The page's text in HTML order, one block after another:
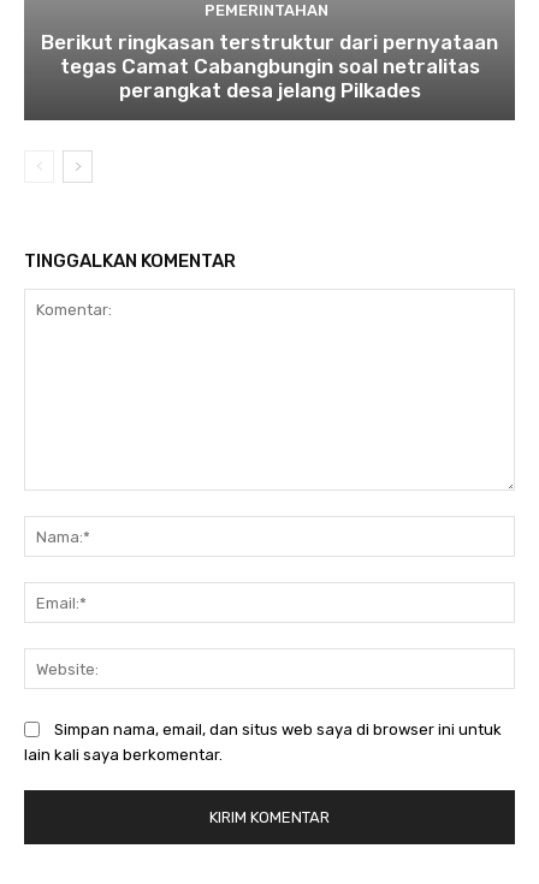
PEMERINTAHAN
Berikut ringkasan terstruktur dari pernyataan
tegas Camat Cabangbungin soal netralitas
perangkat desa jelang Pilkades
TINGGALKAN KOMENTAR
Simpan nama, email, dan situs web saya di browser ini untuk
lain kali saya berkomentar.